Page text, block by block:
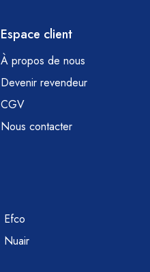
Espace client
À propos de nous
Devenir revendeur
CGV
Nous contacter
Efco
Nuair